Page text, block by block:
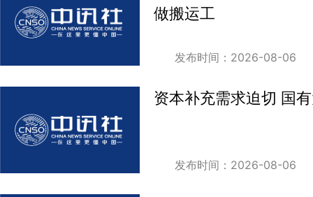
做搬运工
发布时间：2026-08-06
资本补充需求迫切 国
发布时间：2026-08-06